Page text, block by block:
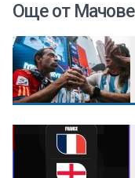
Още от Мачове